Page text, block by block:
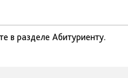
в разделе Абитуриенту.